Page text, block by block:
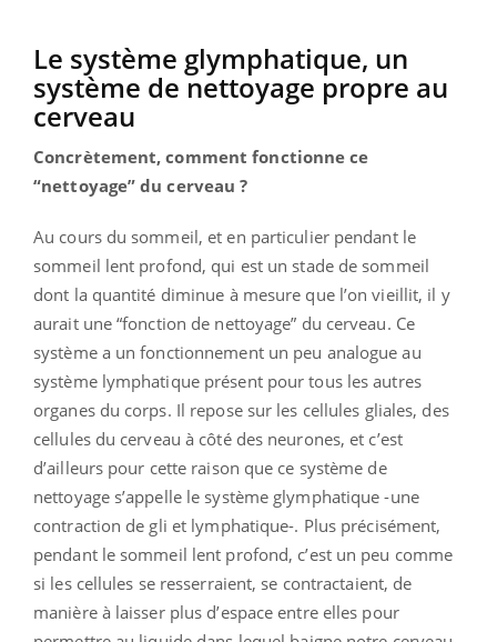
Le système glymphatique, un
système de nettoyage propre au
cerveau
Concrètement, comment fonctionne ce
“nettoyage” du cerveau ?
Au cours du sommeil, et en particulier pendant le
sommeil lent profond, qui est un stade de sommeil
dont la quantité diminue à mesure que l’on vieillit, il y
aurait une “fonction de nettoyage” du cerveau. Ce
système a un fonctionnement un peu analogue au
système lymphatique présent pour tous les autres
organes du corps. Il repose sur les cellules gliales, des
cellules du cerveau à côté des neurones, et c’est
d’ailleurs pour cette raison que ce système de
nettoyage s’appelle le système glymphatique -une
contraction de gli et lymphatique-. Plus précisément,
pendant le sommeil lent profond, c’est un peu comme
si les cellules se resserraient, se contractaient, de
manière à laisser plus d’espace entre elles pour